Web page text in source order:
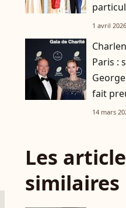
1 avril 2026
Paris :
fait
14 mars
Les
similaires